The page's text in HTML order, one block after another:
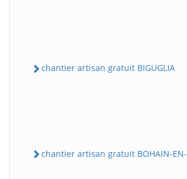
chantier artisan gratuit BIGUGLIA
chantier artisan gratuit BOHAIN-EN-